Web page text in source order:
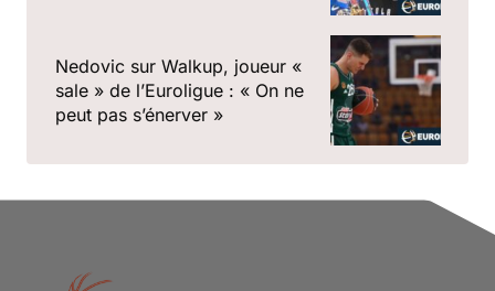
Nedovic sur Walkup, joueur «
sale » de l’Euroligue : « On ne
peut pas s’énerver »